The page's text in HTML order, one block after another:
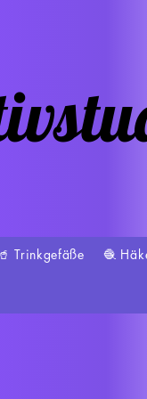
🥤 Trinkgefäße 🧶